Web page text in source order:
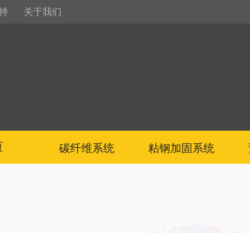
关于我们
碳纤维系统 粘钢加固系统